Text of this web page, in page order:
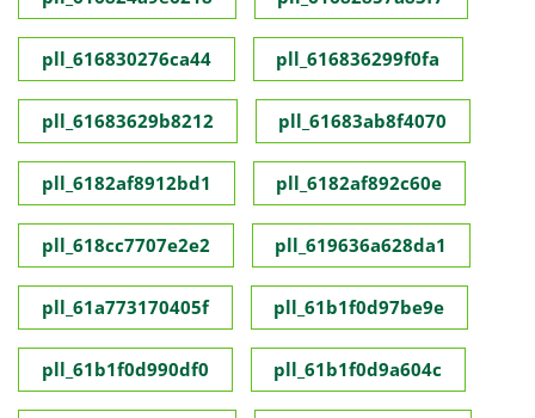
pll_616830276ca44 pll_616836299f0fa
pll_61683629b8212 pll_61683ab8f4070
pll_6182af8912bd1 pll_6182af892c60e
pll_618cc7707e2e2 pll_619636a628da1
pll_61a773170405f pll_61b1f0d97be9e
pll_61b1f0d990df0 pll_61b1f0d9a604c